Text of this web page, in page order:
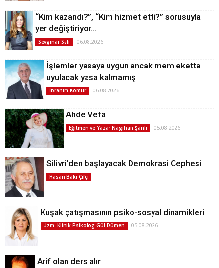
“Kim kazandı?”, “Kim hizmet etti?” sorusuyla
yer değiştiriyor…
Sevginar Sali 06.08.2026
İşlemler yasaya uygun ancak memlekette
uyulacak yasa kalmamış
İbrahim Kömür 06.08.2026
Ahde Vefa
Eğitmen ve Yazar Nagihan Şanlı 05.08.2026
Silivri'den başlayacak Demokrasi Cephesi
Hasan Baki Çifçi
Kuşak çatışmasının psiko-sosyal dinamikleri
Uzm. Klinik Psikolog Gül Dümen 05.08.2026
Arif olan ders alır